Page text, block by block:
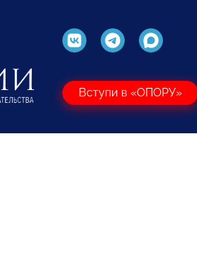
Вступи в «ОПОРУ»